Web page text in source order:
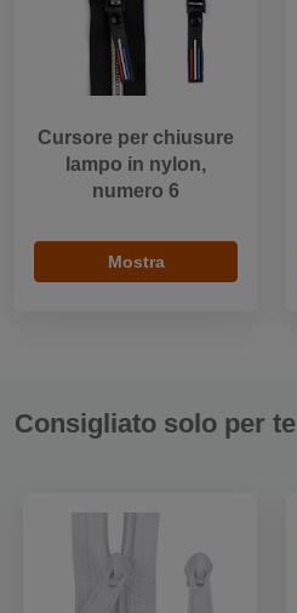
Cursore per chiusure
lampo in nylon,
numero 6
Mostra
Consigliato solo per te